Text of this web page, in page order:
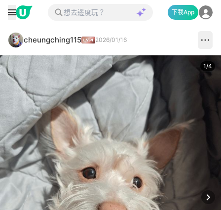
下載App
cheungching115 2026/01/16
1/4